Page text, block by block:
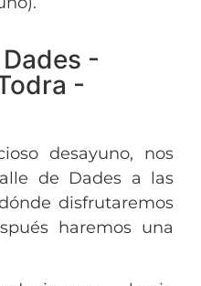
-
-
desayuno, nos
de Dades a las
disfrutaremos
haremos una